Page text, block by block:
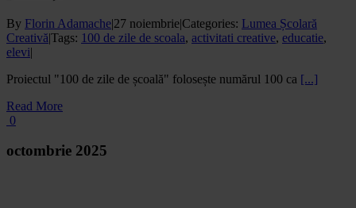
By Florin Adamache|27 noiembrie|Categories: Lumea Școlară
Creativă|Tags: 100 de zile de scoala, activitati creative, educatie,
elevi|
Proiectul "100 de zile de școală" folosește numărul 100 ca [...]
Read More
0
octombrie 2025